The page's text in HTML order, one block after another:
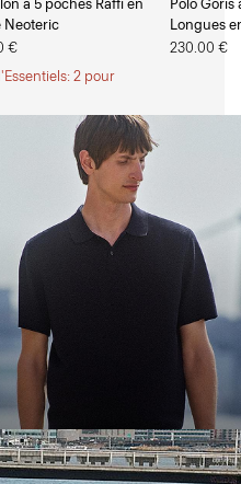
à 5 poches Raffi en
Neoteric
€
2 pour
Polo Goris
Longues
230.00 €
Mode Homme
Des formes parfaites pour l’été.